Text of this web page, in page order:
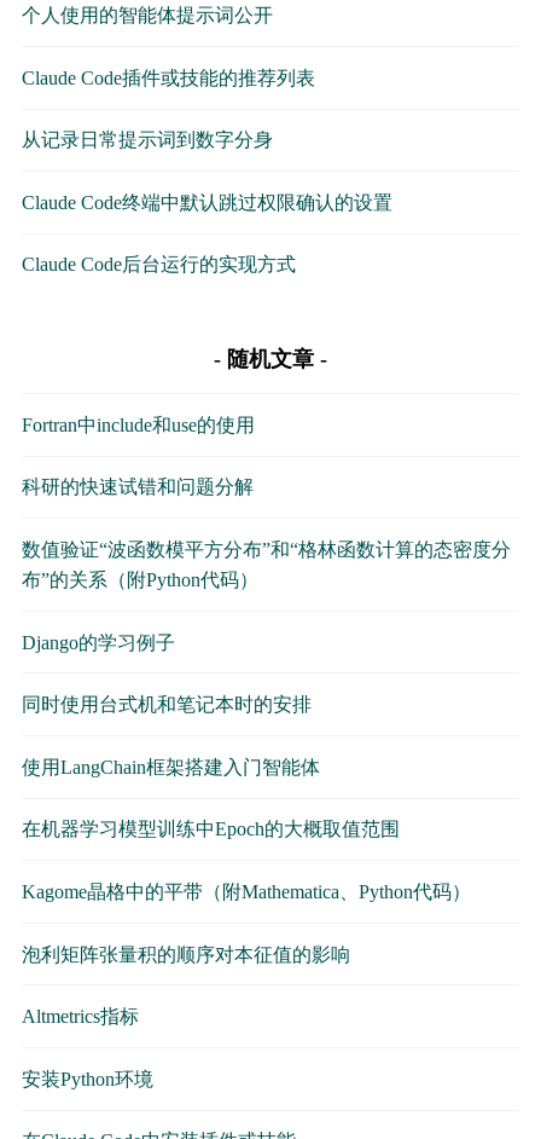
个人使用的智能体提示词公开
Claude Code插件或技能的推荐列表
从记录日常提示词到数字分身
Claude Code终端中默认跳过权限确认的设置
Claude Code后台运行的实现方式
随机文章
Fortran中include和use的使用
科研的快速试错和问题分解
数值验证“波函数模平方分布”和“格林函数计算的态密度分
布”的关系（附Python代码）
Django的学习例子
同时使用台式机和笔记本时的安排
使用LangChain框架搭建入门智能体
在机器学习模型训练中Epoch的大概取值范围
Kagome晶格中的平带（附Mathematica、Python代码）
泡利矩阵张量积的顺序对本征值的影响
Altmetrics指标
安装Python环境